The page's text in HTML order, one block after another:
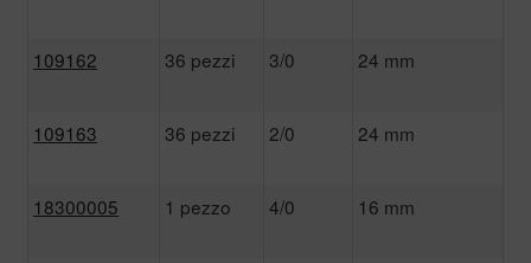
109162 36 pezzi 3/0 24 mm
109163 36 pezzi 2/0 24 mm
18300005 1 pezzo 4/0 16 mm